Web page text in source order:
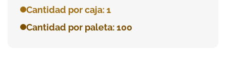
Cantidad por caja: 1
Cantidad por paleta: 100